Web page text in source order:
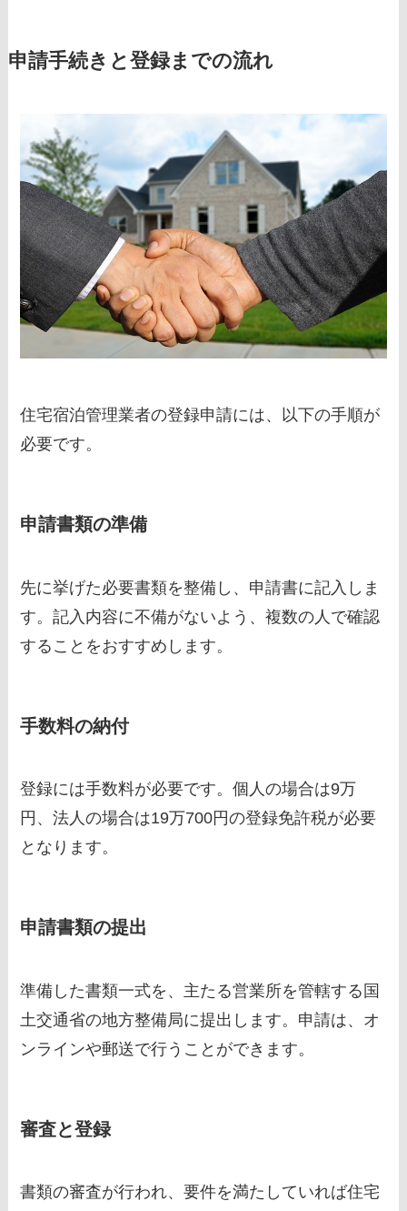
申請手続きと登録までの流れ
住宅宿泊管理業者の登録申請には、以下の手順が
必要です。
申請書類の準備
先に挙げた必要書類を整備し、申請書に記入しま
す。記入内容に不備がないよう、複数の人で確認
することをおすすめします。
手数料の納付
登録には手数料が必要です。個人の場合は9万
円、法人の場合は19万700円の登録免許税が必要
となります。
申請書類の提出
準備した書類一式を、主たる営業所を管轄する国
土交通省の地方整備局に提出します。申請は、オ
ンラインや郵送で行うことができます。
審査と登録
書類の審査が行われ、要件を満たしていれば住宅